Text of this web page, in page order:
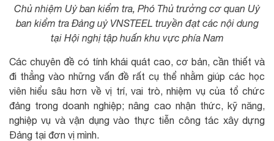
Chủ nhiệm Uỷ ban kiểm tra, Phó Thủ trưởng cơ quan Uỷ
ban kiểm tra Đảng uỷ VNSTEEL truyền đạt các nội dung
tại Hội nghị tập huấn khu vực phía Nam
Các chuyên đề có tính khái quát cao, cơ bản, cần thiết và
đi thẳng vào những vấn đề rất cụ thể nhằm giúp các học
viên hiểu sâu hơn về vị trí, vai trò, nhiệm vụ của tổ chức
đảng trong doanh nghiệp; nâng cao nhận thức, kỹ năng,
nghiệp vụ và vận dụng vào thực tiễn công tác xây dựng
Đảng tại đơn vị mình.